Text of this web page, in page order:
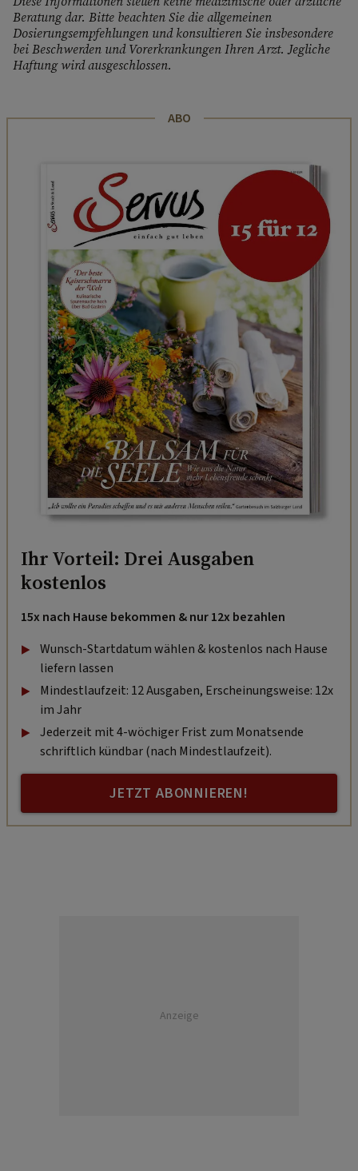
Beratung dar. Bitte beachten Sie die allgemeinen
Dosierungsempfehlungen und konsultieren Sie insbesondere
bei Beschwerden und Vorerkrankungen Ihren Arzt. Jegliche
Haftung wird ausgeschlossen.
ABO
Ihr Vorteil: Drei Ausgaben
kostenlos
15x nach Hause bekommen & nur 12x bezahlen
Wunsch-Startdatum wählen & kostenlos nach Hause
liefern lassen
Mindestlaufzeit: 12 Ausgaben, Erscheinungsweise: 12x
im Jahr
Jederzeit mit 4-wöchiger Frist zum Monatsende
schriftlich kündbar (nach Mindestlaufzeit).
JETZT ABONNIEREN!
Anzeige